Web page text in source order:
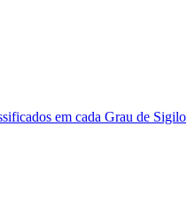
em cada Grau de Sigilo